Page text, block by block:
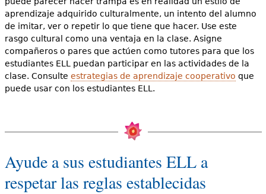
aprendizaje adquirido culturalmente, un intento del alumno
de imitar, ver o repetir lo que tiene que hacer. Use este
rasgo cultural como una ventaja en la clase. Asigne
compañeros o pares que actúen como tutores para que los
estudiantes ELL puedan participar en las actividades de la
clase. Consulte estrategias de aprendizaje cooperativo que
puede usar con los estudiantes ELL.
Ayude a sus estudiantes ELL a
respetar las reglas establecidas